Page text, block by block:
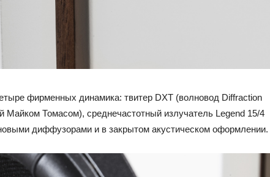
фирменных динамика: твитер DXT (волновод Diffraction
Майком Томасом), среднечастотный излучатель Legend 15/4
диффузорами и в закрытом акустическом оформлении.